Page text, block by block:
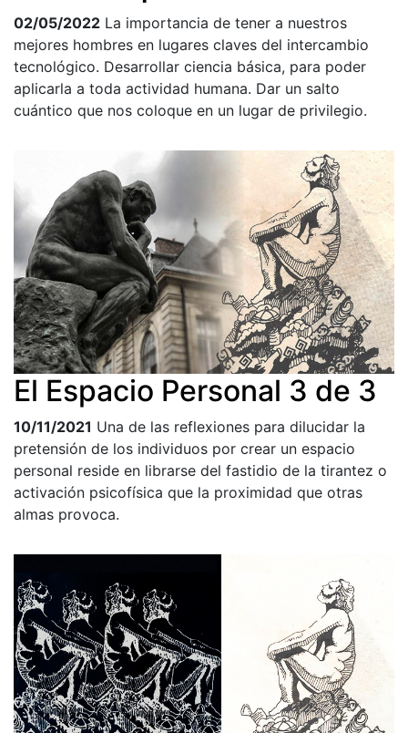
02/05/2022 La importancia de tener a nuestros
mejores hombres en lugares claves del intercambio
tecnológico. Desarrollar ciencia básica, para poder
aplicarla a toda actividad humana. Dar un salto
cuántico que nos coloque en un lugar de privilegio.
El Espacio Personal 3 de 3
10/11/2021 Una de las reflexiones para dilucidar la
pretensión de los individuos por crear un espacio
personal reside en librarse del fastidio de la tirantez o
activación psicofísica que la proximidad que otras
almas provoca.